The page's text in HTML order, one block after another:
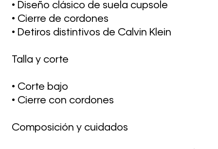
• Diseño clásico de suela cupsole
• Cierre de cordones
• Detiros distintivos de Calvin Klein
Talla y corte
• Corte bajo
• Cierre con cordones
Composición y cuidados